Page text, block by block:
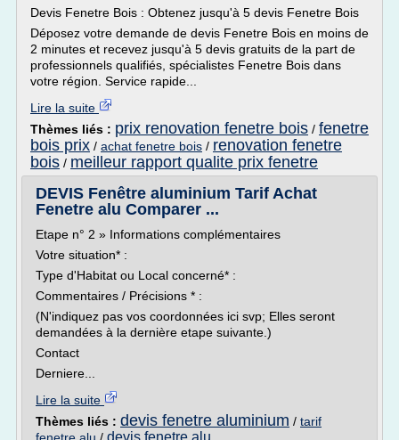
Devis Fenetre Bois : Obtenez jusqu'à 5 devis Fenetre Bois
Déposez votre demande de devis Fenetre Bois en moins de
2 minutes et recevez jusqu'à 5 devis gratuits de la part de
professionnels qualifiés, spécialistes Fenetre Bois dans
votre région. Service rapide...
Lire la suite
Thèmes liés : prix renovation fenetre bois / fenetre
bois prix / achat fenetre bois / renovation fenetre
bois / meilleur rapport qualite prix fenetre
DEVIS Fenêtre aluminium Tarif Achat
Fenetre alu Comparer ...
Etape n° 2 » Informations complémentaires
Votre situation* :
Type d'Habitat ou Local concerné* :
Commentaires / Précisions * :
(N'indiquez pas vos coordonnées ici svp; Elles seront
demandées à la dernière etape suivante.)
Contact
Derniere...
Lire la suite
Thèmes liés : devis fenetre aluminium / tarif
devis fenetre alu